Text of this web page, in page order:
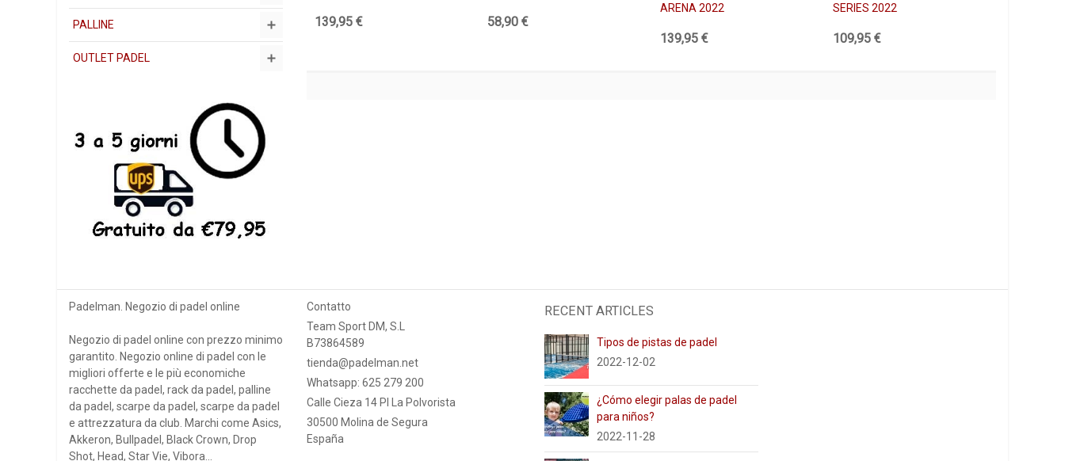
PALLINE
OUTLET PADEL
139,95 € 58,90 €
ARENA 2022
139,95 €
SERIES 2022
109,95 €
Padelman. Negozio di padel online
Negozio di padel online con prezzo minimo
garantito. Negozio online di padel con le
migliori offerte e le più economiche
racchette da padel, rack da padel, palline
da padel, scarpe da padel, scarpe da padel
e attrezzatura da club. Marchi come Asics,
Akkeron, Bullpadel, Black Crown, Drop
Shot, Head, Star Vie, Vibora...
Contatto
Team Sport DM, S.L
B73864589
tienda@padelman.net
Whatsapp: 625 279 200
Calle Cieza 14 PI La Polvorista
30500 Molina de Segura
España
RECENT ARTICLES
Tipos de pistas de padel
2022-12-02
¿Cómo elegir palas de padel
para niños?
2022-11-28